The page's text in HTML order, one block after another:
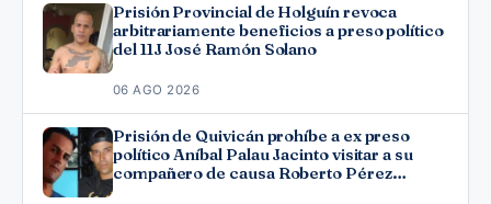
Prisión Provincial de Holguín revoca
arbitrariamente beneficios a preso político
del 11J José Ramón Solano
06 AGO 2026
Prisión de Quivicán prohíbe a ex preso
político Aníbal Palau Jacinto visitar a su
compañero de causa Roberto Pérez